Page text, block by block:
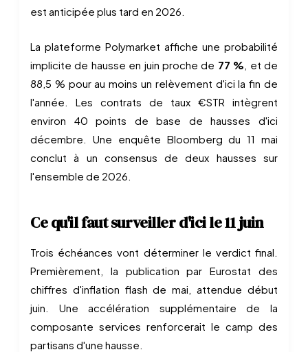
est anticipée plus tard en 2026.
La plateforme Polymarket affiche une probabilité
implicite de hausse en juin proche de 77 %, et de
88,5 % pour au moins un relèvement d'ici la fin de
l'année. Les contrats de taux €STR intègrent
environ 40 points de base de hausses d'ici
décembre. Une enquête Bloomberg du 11 mai
conclut à un consensus de deux hausses sur
l'ensemble de 2026.
Ce qu'il faut surveiller d'ici le 11 juin
Trois échéances vont déterminer le verdict final.
Premièrement, la publication par Eurostat des
chiffres d'inflation flash de mai, attendue début
juin. Une accélération supplémentaire de la
composante services renforcerait le camp des
partisans d'une hausse.